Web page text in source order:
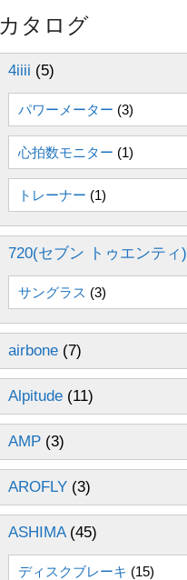
カタログ
4iiii (5)
パワーメーター (3)
心拍数モニター (1)
トレーナー (1)
720(セブン トゥエンティ)
サングラス (3)
airbone (7)
Alpitude (11)
AMP (3)
AROFLY (3)
ASHIMA(45)
ディスクブレーキ (15)